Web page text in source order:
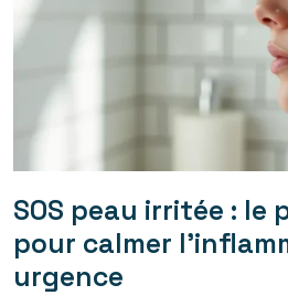
SOS peau irritée : le
pour calmer
urgence